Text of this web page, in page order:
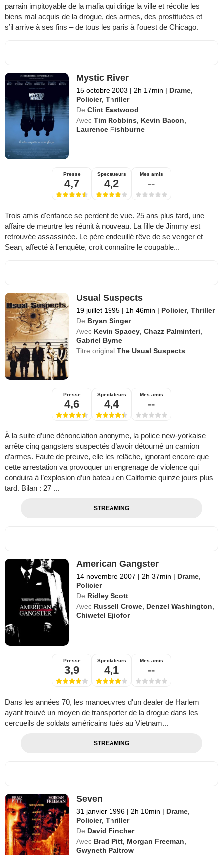
parrain impitoyable de la mafia qui dirige la ville et récolte les
biens mal acquis de la drogue, des armes, des prostituées et –
s’il arrive à ses fins – de tous les paris à l’ouest de Chicago.
Mystic River
15 octobre 2003 | 2h 17min | Drame
Policier,Thriller
De Clint Eastwood
Avec Tim Robbins Kevin Bacon
Laurence Fishburne
Presse
4,7
Spectateurs
4,2
Mes amis
--
Trois amis d'enfance se perdent de vue. 25 ans plus tard, une
affaire de meurtre les réunit à nouveau. La fille de Jimmy est
retrouvée assassinée. Le père endeuillé rêve de se venger et
Sean, affecté à l'enquête, croit connaître le coupable...
Usual Suspects
19 juillet 1995 | 1h 46min | Policier,Thriller
De Bryan Singer
Avec Kevin Spacey,Chazz Palminteri,
Gabriel Byrne
Titre originalThe Usual Suspects
Presse
4,6
Spectateurs
4,4
Mes amis
--
À la suite d’une dénonciation anonyme, la police new-yorkaise
arrête cinq gangsters suspectés d’avoir détourné un camion
d’armes. Faute de preuve, elle les relâche, ignorant encore que
cette arrestation va provoquer un engrenage de violence qui
conduira à l’explosion d’un bateau en Californie quinze jours plus
tard. Bilan : 27 ...
STREAMING
American Gangster
14 novembre 2007 | 2h 37min | Drame,
Policier
De Ridley Scott
Avec Russell Crowe, Denzel Washington,
Chiwetel Ejiofor
Presse
3,9
Spectateurs
4,1
Mes amis
--
Dans les années 70, les manoeuvres d'un dealer de Harlem
ayant trouvé un moyen de transporter de la drogue dans les
cercueils de soldats américains tués au Vietnam...
STREAMING
Seven
31 janvier 1996 | 2h 10min | Drame,
Policier,Thriller
De David Fincher
Avec Brad Pitt, Morgan Freeman,
Gwyneth Paltrow